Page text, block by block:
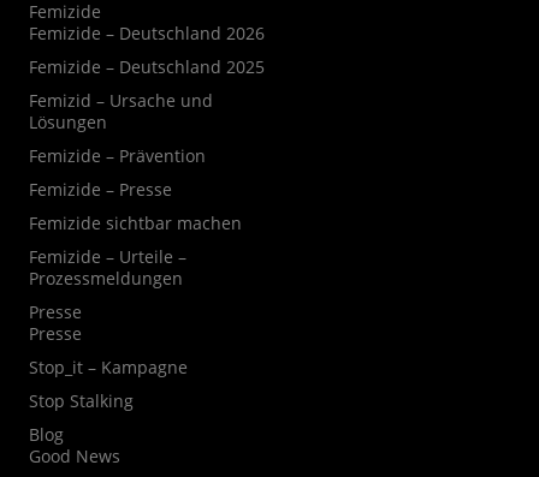
Femizide
Femizide – Deutschland 2026
Femizide – Deutschland 2025
Femizid – Ursache und
Lösungen
Femizide – Prävention
Femizide – Presse
Femizide sichtbar machen
Femizide – Urteile –
Prozessmeldungen
Presse
Presse
Stop_it – Kampagne
Stop Stalking
Blog
Good News